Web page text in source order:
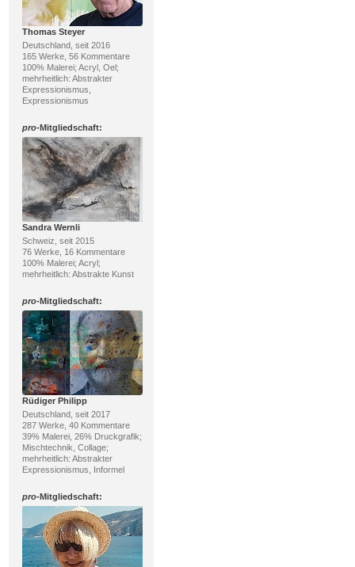
Thomas Steyer
Deutschland, seit 2016
165 Werke, 56 Kommentare
100% Malerei; Acryl, Oel;
mehrheitlich: Abstrakter
Expressionismus,
Expressionismus
pro-Mitgliedschaft:
Sandra Wernli
Schweiz, seit 2015
76 Werke, 16 Kommentare
100% Malerei; Acryl;
mehrheitlich: Abstrakte Kunst
pro-Mitgliedschaft:
Rüdiger Philipp
Deutschland, seit 2017
287 Werke, 40 Kommentare
39% Malerei, 26% Druckgrafik;
Mischtechnik, Collage;
mehrheitlich: Abstrakter
Expressionismus, Informel
pro-Mitgliedschaft: